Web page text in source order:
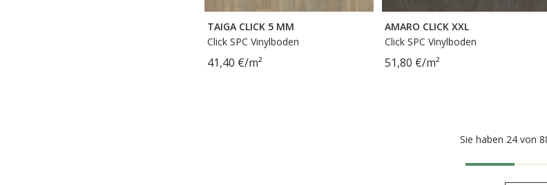
TAIGA CLICK 5 MM
Click SPC Vinylboden
41,40 €/m²
AMARO CLICK XXL
Click SPC Vinylboden
51,80 €/m²
Sie haben 24 von